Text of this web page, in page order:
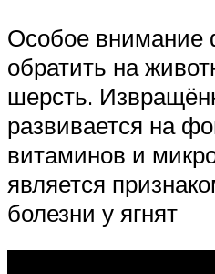
Особое внимание
обратить на
шерсть.
развивается на
витаминов и
является
болезни у ягнят